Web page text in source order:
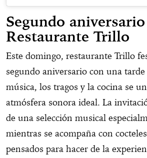
Segundo
Restaurante Trillo
Este domingo, restaurante Trillo
segundo aniversario con una
música, los tragos y la cocina se
atmósfera sonora ideal. La
de una selección musical
mientras se acompaña con
pensados para hacer de la